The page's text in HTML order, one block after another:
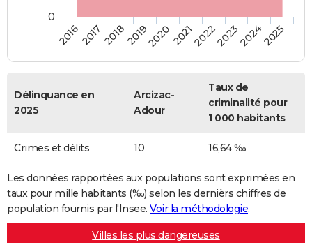
2016201720182019202020212022202320242025
0
Délinquance en
2025
Arcizac-
Adour
Taux de
criminalité pour
1 000 habitants
Crimes et délits 10 16,64 ‰
Les données rapportées aux populations sont exprimées en
taux pour mille habitants (‰) selon les dernièrs chiffres de
population fournis par l'Insee. Voir la méthodologie.
Villes les plus dangereuses